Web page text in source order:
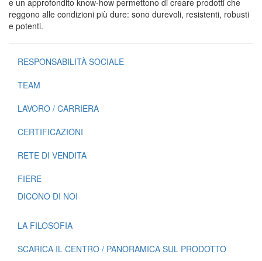
e un approfondito know-how permettono di creare prodotti che
reggono alle condizioni più dure: sono durevoli, resistenti, robusti
e potenti.
RESPONSABILITÀ SOCIALE
TEAM
LAVORO / CARRIERA
CERTIFICAZIONI
RETE DI VENDITA
FIERE
DICONO DI NOI
LA FILOSOFIA
SCARICA IL CENTRO / PANORAMICA SUL PRODOTTO